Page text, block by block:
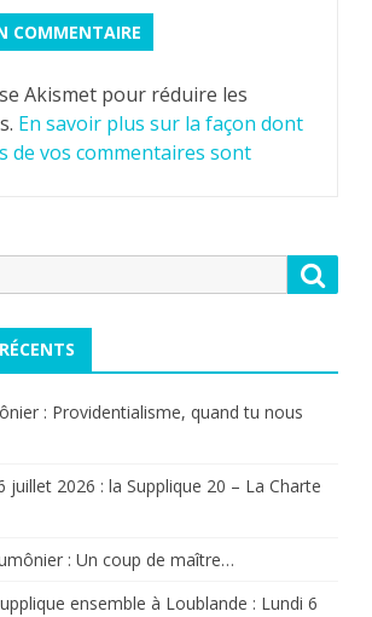
Akismet pour réduire les
En savoir plus sur la façon dont
de vos commentaires sont
: Providentialisme, quand tu nous
juillet 2026 : la Supplique 20 – La Charte
: Un coup de maître…
ensemble à Loublande : Lundi 6